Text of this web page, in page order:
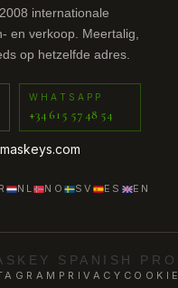
internationale
en verkoop. Meertalig,
op hetzelfde adres.
WHATSAPP
+34 615 57 48 54
NL NO SV ES EN
SPANISH
PRIVACY